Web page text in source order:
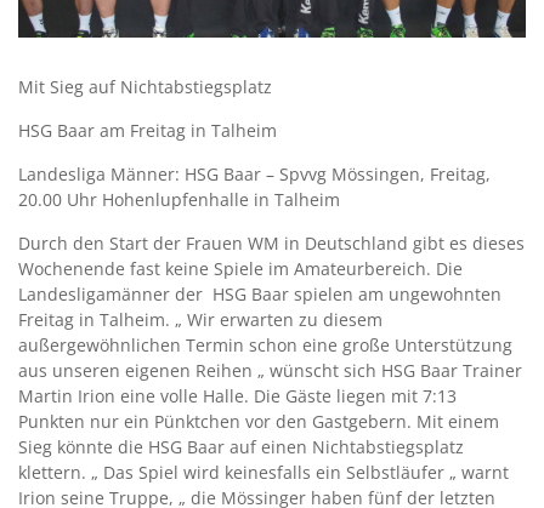
Mit Sieg auf Nichtabstiegsplatz
HSG Baar am Freitag in Talheim
Landesliga Männer: HSG Baar – Spvvg Mössingen, Freitag,
20.00 Uhr Hohenlupfenhalle in Talheim
Durch den Start der Frauen WM in Deutschland gibt es dieses
Wochenende fast keine Spiele im Amateurbereich. Die
Landesligamänner der HSG Baar spielen am ungewohnten
Freitag in Talheim. „ Wir erwarten zu diesem
außergewöhnlichen Termin schon eine große Unterstützung
aus unseren eigenen Reihen „ wünscht sich HSG Baar Trainer
Martin Irion eine volle Halle. Die Gäste liegen mit 7:13
Punkten nur ein Pünktchen vor den Gastgebern. Mit einem
Sieg könnte die HSG Baar auf einen Nichtabstiegsplatz
klettern. „ Das Spiel wird keinesfalls ein Selbstläufer „ warnt
Irion seine Truppe, „ die Mössinger haben fünf der letzten